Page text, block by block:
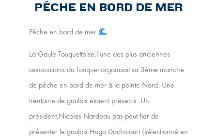
PÊCHE EN BORD DE MER
Pêche en bord de mer
La Gaule Touquettoise,l’une des plus anciennes
associations du Touquet organisait sa 3ème manche
de pêche en bord de mer à la pointe Nord. Une
trentaine de gaulois étaient présents. Un
président,Nicolas Nardeau pas peut fier de
présenter le gaulois Hugo Dachicourt (sélectionné en